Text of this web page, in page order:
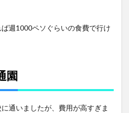
週1000ペソぐらいの食費で行け
園
通いましたが、費用が高すぎま